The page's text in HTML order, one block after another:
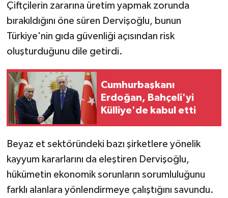
Çiftçilerin zararına üretim yapmak zorunda
bırakıldığını öne süren Dervişoğlu, bunun
Türkiye'nin gıda güvenliği açısından risk
oluşturduğunu dile getirdi.
Cumhurbaşkanı
Erdoğan, Bahçeli'yi
Külliye'de kabul etti
Beyaz et sektöründeki bazı şirketlere yönelik
kayyum kararlarını da eleştiren Dervişoğlu,
hükümetin ekonomik sorunların sorumluluğunu
farklı alanlara yönlendirmeye çalıştığını savundu.